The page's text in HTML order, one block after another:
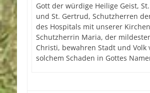
Gott der würdige Heilige Geist,
und St. Gertrud, Schutzherren
des Hospitals mit unserer Kirchen
Schutzherrin Maria, der
Christi, bewahren Stadt und Volk
solchem Schaden in Gottes